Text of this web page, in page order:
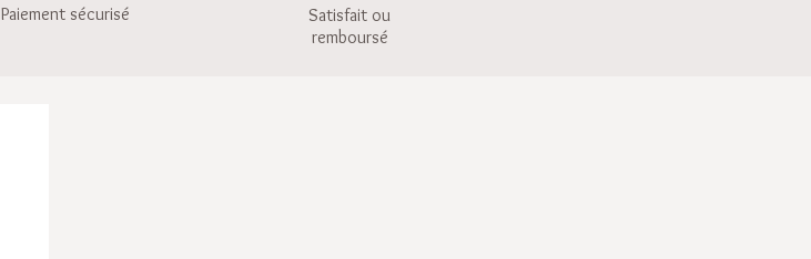
Paiement sécurisé
Satisfait ou
remboursé